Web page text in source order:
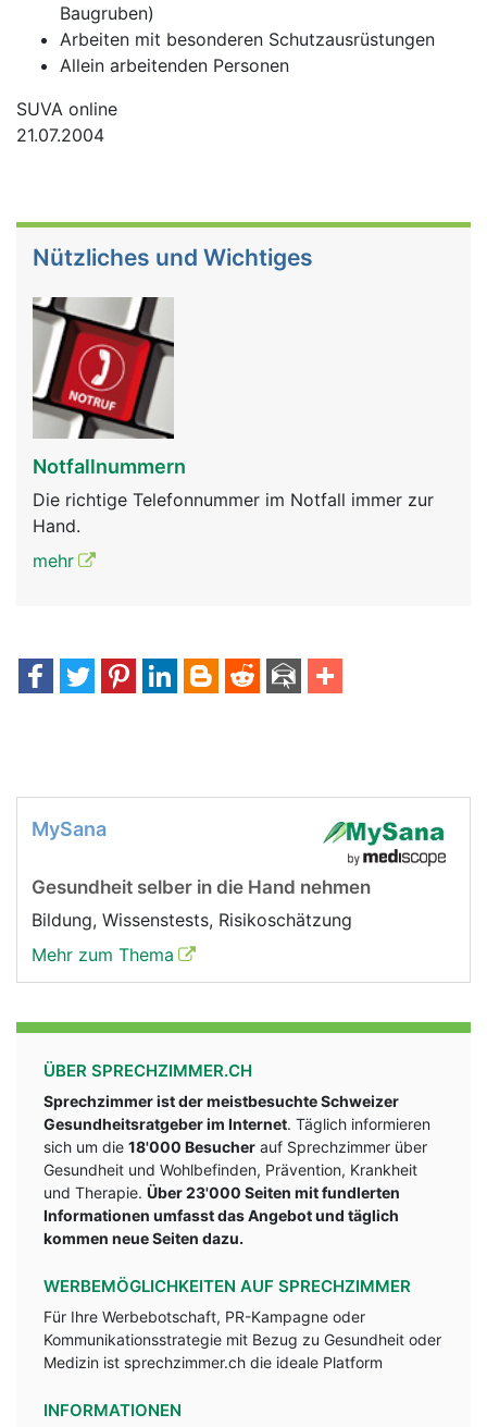
Baugruben)
Arbeiten mit besonderen Schutzausrüstungen
Allein arbeitenden Personen
SUVA online
21.07.2004
Nützliches und Wichtiges
Notfallnummern
Die richtige Telefonnummer im Notfall immer zur
Hand.
mehr
MySana
Gesundheit selber in die Hand nehmen
Bildung, Wissenstests, Risikoschätzung
Mehr zum Thema
ÜBER SPRECHZIMMER.CH
Sprechzimmer ist der meistbesuchte Schweizer
Gesundheitsratgeber im Internet. Täglich informieren
sich um die 18'000 Besucher auf Sprechzimmer über
Gesundheit und Wohlbefinden, Prävention, Krankheit
und Therapie. Über 23'000 Seiten mit fundlerten
Informationen umfasst das Angebot und täglich
kommen neue Seiten dazu.
WERBEMÖGLICHKEITEN AUF SPRECHZIMMER
Für Ihre Werbebotschaft, PR-Kampagne oder
Kommunikationsstrategie mit Bezug zu Gesundheit oder
Medizin ist sprechzimmer.ch die ideale Platform
INFORMATIONEN